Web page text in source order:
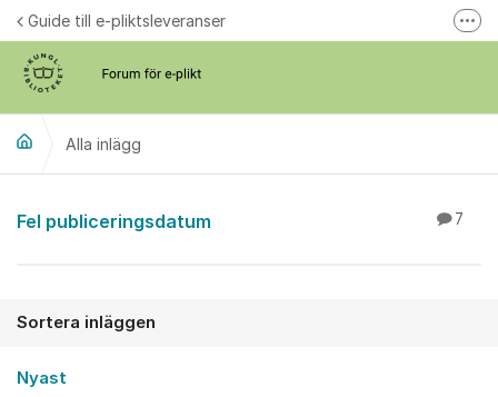
Hoppa till innehåll
Guide till e-pliktsleveranser
Alla inlägg
Alla inlägg
Fel publiceringsdatum 7
Sortera inläggen
Nyast